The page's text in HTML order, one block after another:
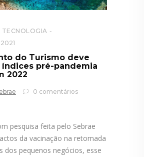
do Turismo deve
índices pré-pandemia
2022
0 comentários
pesquisa feita pelo Sebrae
da vacinação na retomada
dos pequenos negócios, esse